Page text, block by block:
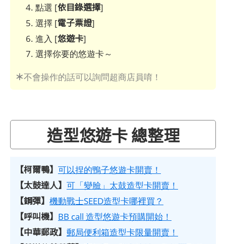
點選 [依目錄選擇]
選擇 [電子票證]
進入 [悠遊卡]
選擇你要的悠遊卡～
＊不會操作的話可以詢問超商店員唷！
造型悠遊卡 總整理
【柯爾鴨】 可以捏的鴨子悠遊卡開賣！
【太鼓達人】 可「變臉」太鼓造型卡開賣！
【鋼彈】 機動戰士SEED造型卡哪裡買？
【呼叫機】 BB call 造型悠遊卡預購開始！
【中華郵政】 郵局便利箱造型卡限量開賣！